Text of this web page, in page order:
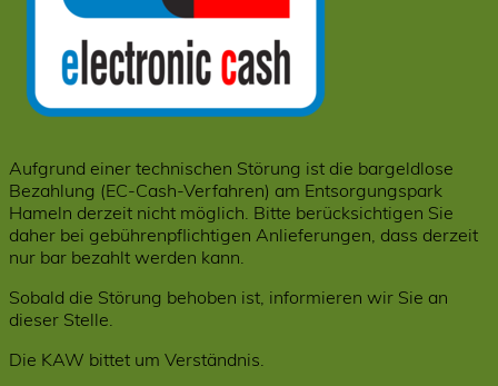
Aufgrund einer technischen Störung ist die bargeldlose
Bezahlung (EC-Cash-Verfahren) am Entsorgungspark
Hameln derzeit nicht möglich. Bitte berücksichtigen Sie
daher bei gebührenpflichtigen Anlieferungen, dass derzeit
nur bar bezahlt werden kann.
Sobald die Störung behoben ist, informieren wir Sie an
dieser Stelle.
Die KAW bittet um Verständnis.